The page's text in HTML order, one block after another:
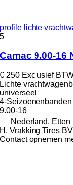
profile lichte
5
Camac 9.00-16
€ 250 Exclusief BTW
Lichte
universeel
4-Seizoenenbanden
9.00-16
Nederland, Etten
H. Vrakking Tires BV
Contact opnemen